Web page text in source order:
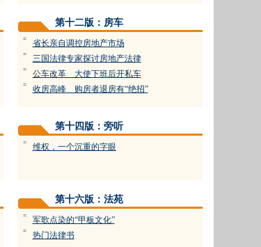
第十二版：房车
= 省长亲自调控房地产市场
= 三国法律专家探讨房地产法律
= 公车改革 大使下班后开私车
= 收房高峰 购房者退房有“绝招”
第十四版：旁听
= 维权，一个沉重的字眼
第十六版：法苑
= 军歌点染的“甲板文化”
= 热门法律书